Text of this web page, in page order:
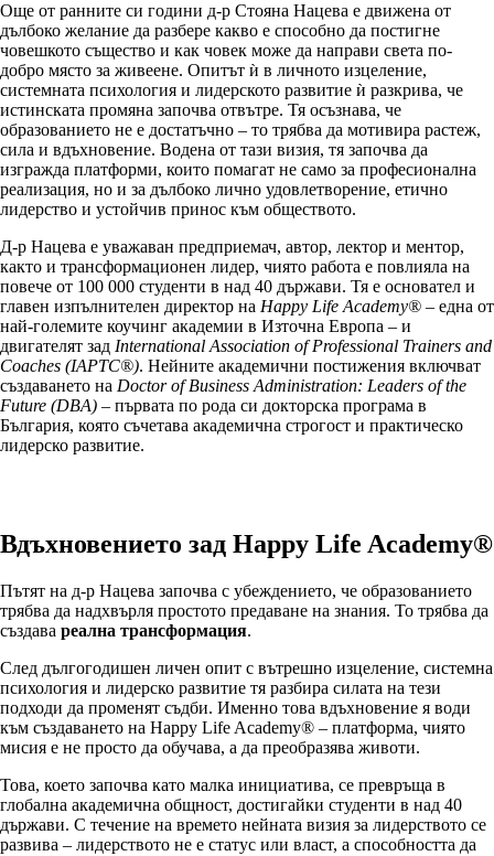
Още от ранните си години д-р Стояна Нацева е движена от
дълбоко желание да разбере какво е способно да постигне
човешкото същество и как човек може да направи света по-
добро място за живеене. Опитът ѝ в личното изцеление,
системната психология и лидерското развитие ѝ разкрива, че
истинската промяна започва отвътре. Тя осъзнава, че
образованието не е достатъчно – то трябва да мотивира растеж,
сила и вдъхновение. Водена от тази визия, тя започва да
изгражда платформи, които помагат не само за професионална
реализация, но и за дълбоко лично удовлетворение, етично
лидерство и устойчив принос към обществото.
Д-р Нацева е уважаван предприемач, автор, лектор и ментор,
както и трансформационен лидер, чиято работа е повлияла на
повече от 100 000 студенти в над 40 държави. Тя е основател и
главен изпълнителен директор на Happy Life Academy® – една от
най-големите коучинг академии в Източна Европа – и
двигателят зад International Association of Professional Trainers and
Coaches (IAPTC®). Нейните академични постижения включват
създаването на Doctor of Business Administration: Leaders of the
Future (DBA) – първата по рода си докторска програма в
България, която съчетава академична строгост и практическо
лидерско развитие.
Вдъхновението зад Happy Life Academy®
Пътят на д-р Нацева започва с убеждението, че образованието
трябва да надхвърля простото предаване на знания. То трябва да
създава реална трансформация.
След дългогодишен личен опит с вътрешно изцеление, системна
психология и лидерско развитие тя разбира силата на тези
подходи да променят съдби. Именно това вдъхновение я води
към създаването на Happy Life Academy® – платформа, чиято
мисия е не просто да обучава, а да преобразява животи.
Това, което започва като малка инициатива, се превръща в
глобална академична общност, достигайки студенти в над 40
държави. С течение на времето нейната визия за лидерството се
развива – лидерството не е статус или власт, а способността да